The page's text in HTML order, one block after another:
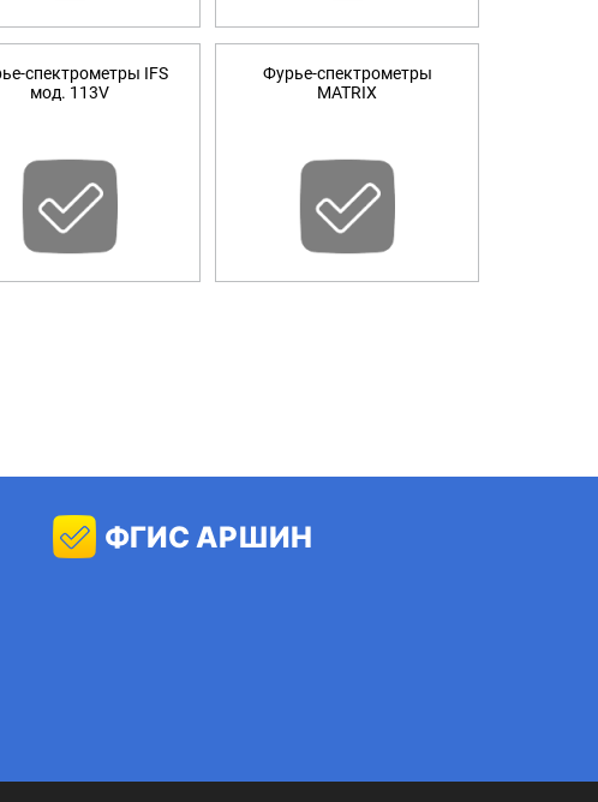
T606B22648A, T606F52648A.
каждого экземпляра средства
спектрометры IFS
мод. 113V
Фурье-спектрометры
MATRIX
ФГИС АРШИН